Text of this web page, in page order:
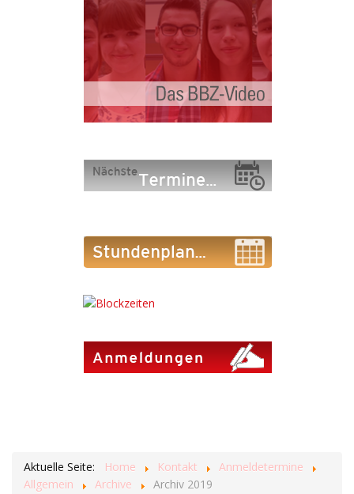
Aktuelle Seite: Home Kontakt
Anmeldetermine
Allgemein
Archive Archiv 2019